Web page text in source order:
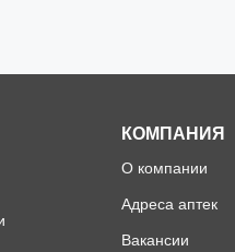
КОМПАНИЯ
О компании
Адреса аптек
Вакансии